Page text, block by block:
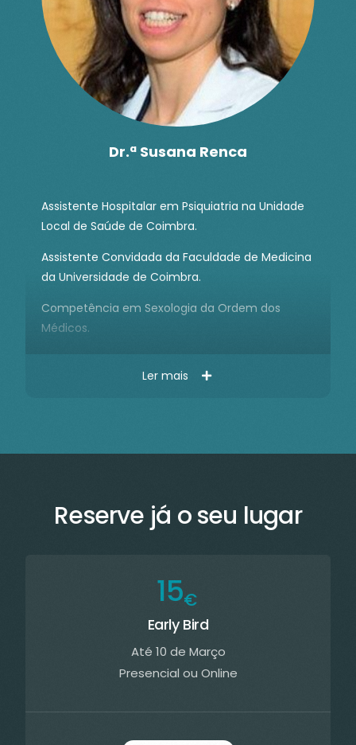
Dr.ª Susana Renca
Assistente Hospitalar em Psiquiatria na Unidade
Local de Saúde de Coimbra.
Assistente Convidada da Faculdade de Medicina
da Universidade de Coimbra.
Competência em Sexologia da Ordem dos
Médicos.
Ler mais
Reserve já oseu lugar
15€
Early Bird
Até 10 de Março
Presencial ou Online